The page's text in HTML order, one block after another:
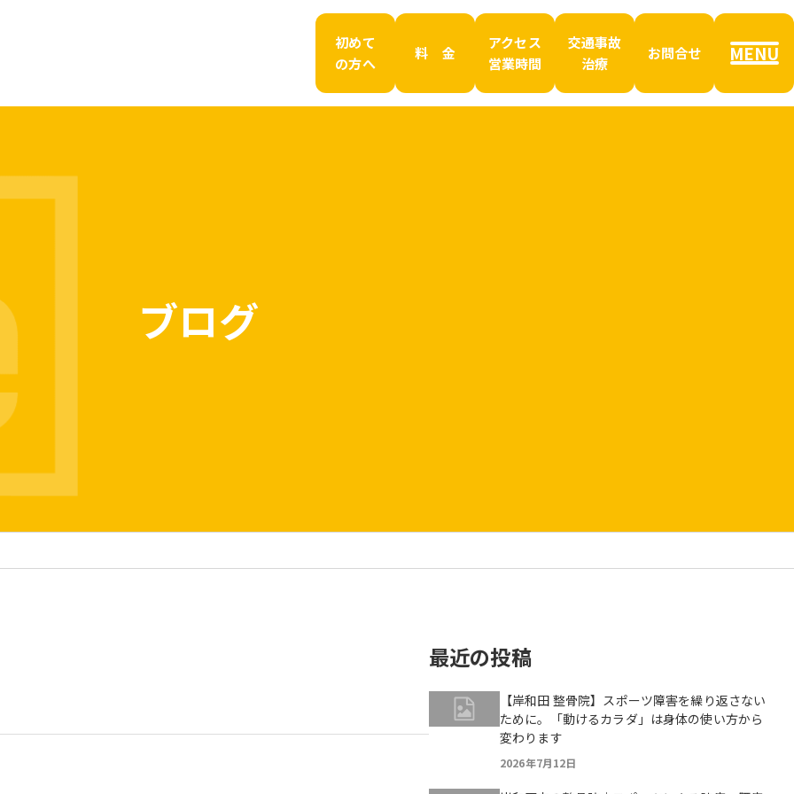
初めて
の方へ
料 金
アクセス
営業時間
交通事故
治療
お問合せ MENU
ブログ
最近の投稿
【岸和田 整骨院】スポーツ障害を繰り返さない
ために。「動けるカラダ」は身体の使い方から
変わります
2026年7月12日